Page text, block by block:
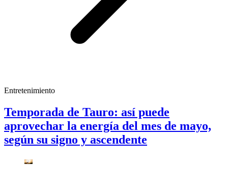
Entretenimiento
Temporada de Tauro: así puede
aprovechar la energía del mes de mayo,
según su signo y ascendente